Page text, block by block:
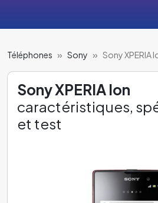
Téléphones Sony Sony XPERIA
Sony XPERIA Ion
caractéristiques,
et test